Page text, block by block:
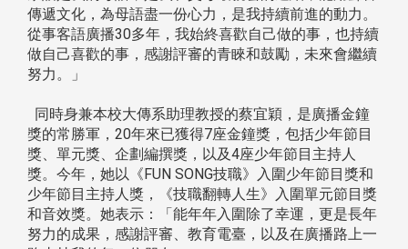
傳遞文化，為母語盡一份心力，是我持續前進的動力。
從事客語廣播30多年，我始終喜歡自己做的事，也持續
做自己喜歡的事，感謝評審的青睞和鼓勵，未來會繼續
努力。」
同時身兼本校大傳系助理教授的蔡宜穎，是廣播金鐘
獎的常勝軍，20年來已獲得7座金鐘獎，包括少年節目
獎、單元獎、企劃編撰獎，以及4座少年節目主持人
獎。今年，她以《FUN SONG技職》入圍少年節目獎和
少年節目主持人獎，《技職翻轉人生》入圍單元節目獎
和音效獎。她表示：「能年年入圍除了幸運，更是長年
努力的成果，感謝評審、教育電臺，以及在廣播路上一